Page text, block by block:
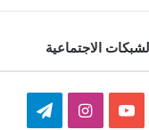
الاجتماعية
‫YouTubeانستقرامتيلقرام